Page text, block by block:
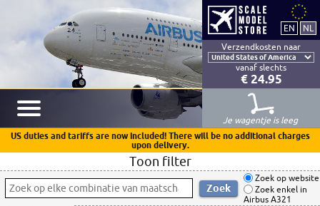
Verzendkosten naar
vanaf slechts
€ 24.95
Je wagentje is leeg
US duties and tariffs are now included! There will be no additional charges
upon delivery.
Toon filter
Zoek op website
Zoek enkel in
Airbus A321